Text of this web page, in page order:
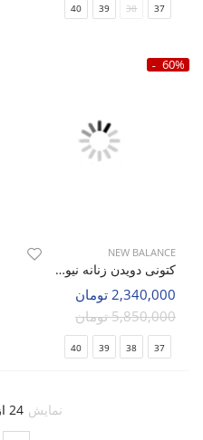
37
38
39
40
60%
NEW BALANCE
کتونی دویدن زنانه نیو بالانس Ultra NB W
2,340,000 تومان
5,850,000 تومان
37
38
39
40
نمایش 24 از 40